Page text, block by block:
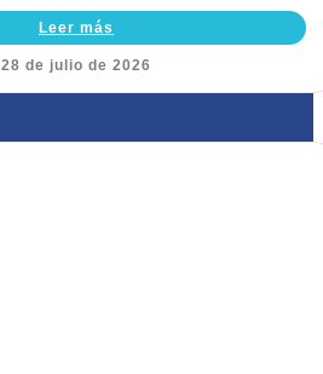
Leer más
28 de julio de 2026